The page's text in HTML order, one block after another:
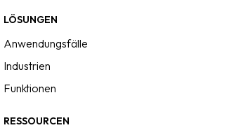
LÖSUNGEN
Anwendungsfälle
Industrien
Funktionen
RESSOURCEN